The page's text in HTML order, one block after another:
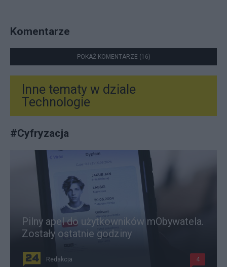
Komentarze
POKAŻ KOMENTARZE (16)
Inne tematy w dziale
Technologie
#Cyfryzacja
Pilny apel do użytkowników mObywatela.
Zostały ostatnie godziny
Redakcja 4